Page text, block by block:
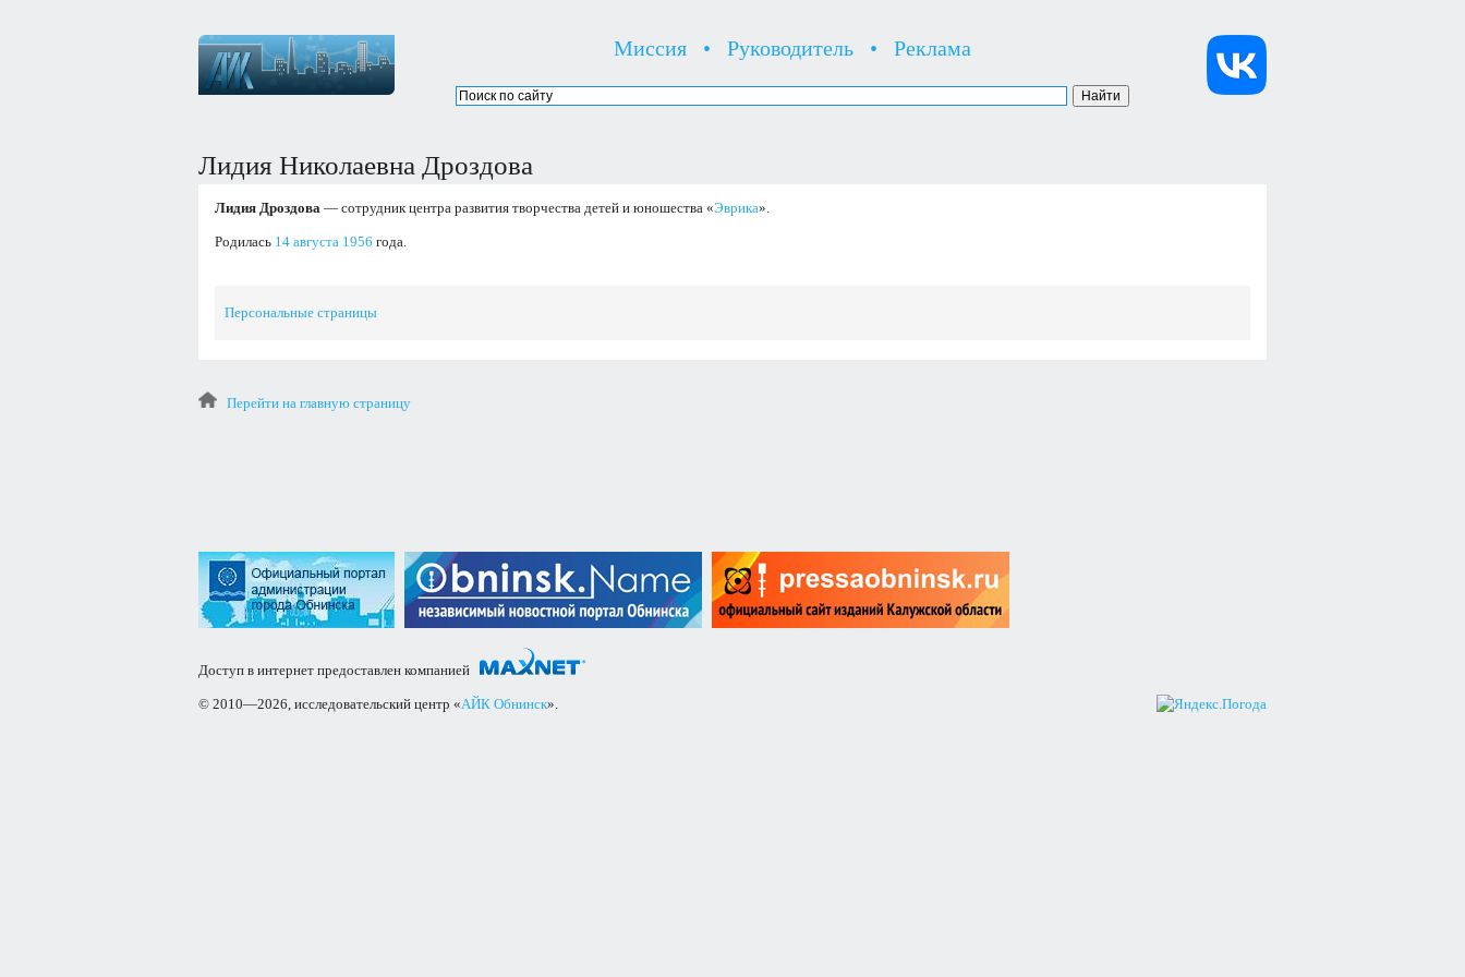
Миссия • Руководитель • Реклама
Лидия Николаевна Дроздова
Лидия Дроздова — сотрудник центра развития творчества детей и юношества «Эврика».
Родилась 14 августа 1956 года.
Персональные страницы
Перейти на главную страницу
Доступ в интернет предоставлен компанией
© 2010—2026, исследовательский центр «АЙК Обнинск».